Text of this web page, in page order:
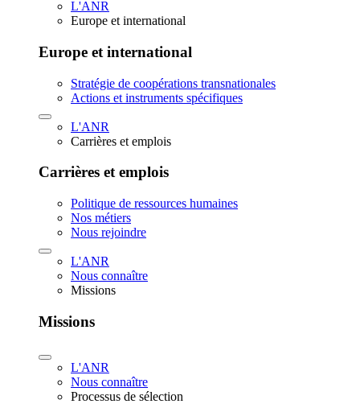
L'ANR
Europe et international
Europe et international
Stratégie de coopérations transnationales
Actions et instruments spécifiques
L'ANR
Carrières et emplois
Carrières et emplois
Politique de ressources humaines
Nos métiers
Nous rejoindre
L'ANR
Nous connaître
Missions
Missions
L'ANR
Nous connaître
Processus de sélection